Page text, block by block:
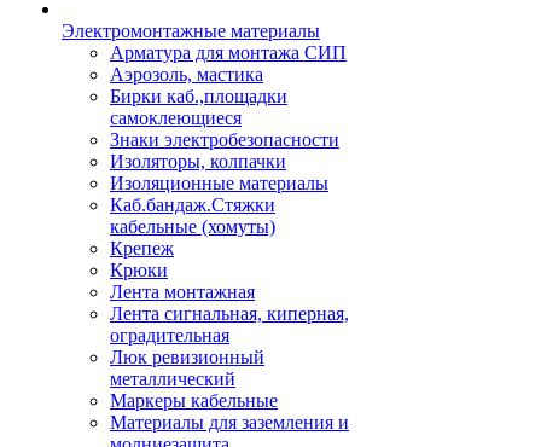
Электромонтажные материалы
Арматура для монтажа СИП
Аэрозоль, мастика
Бирки каб.,площадки
самоклеющиеся
Знаки электробезопасности
Изоляторы, колпачки
Изоляционные материалы
Каб.бандаж.Стяжки
кабельные (хомуты)
Крепеж
Крюки
Лента монтажная
Лента сигнальная, киперная,
оградительная
Люк ревизионный
металлический
Маркеры кабельные
Материалы для заземления и